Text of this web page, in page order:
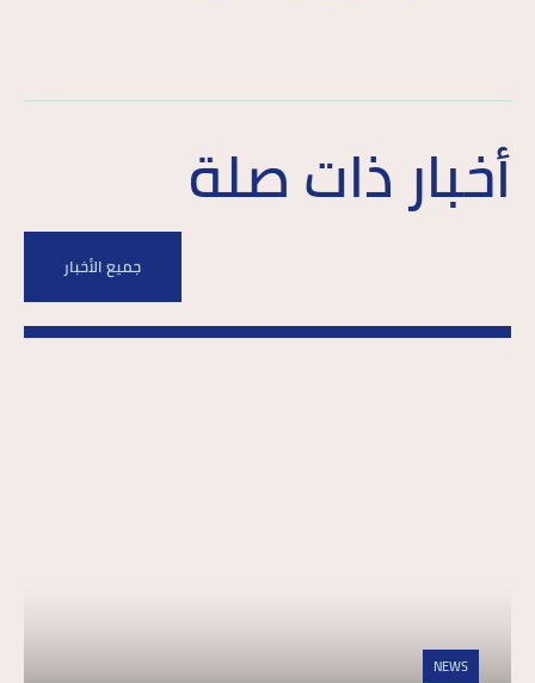
أخبار ذات صلة
جميع الأخبار
NEWS